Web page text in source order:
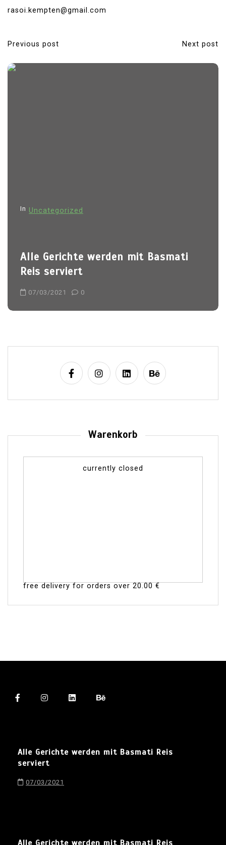
rasoi.kempten@gmail.com
P
o
Previous post Next post
In Uncategorized
Alle Gerichte werden mit Basmati
Reis serviert
07/03/2021 0
Warenkorb
currently closed
free delivery for orders over 20.00 €
Alle Gerichte werden mit Basmati Reis
serviert
07/03/2021